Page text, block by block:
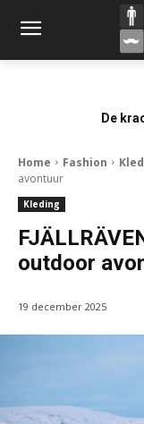
De
Home Fashion
avontuur
Kleding
outdoor
19 december 2025